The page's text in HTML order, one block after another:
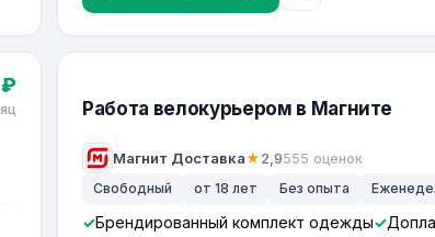
Работа велокурьером в Магните
Магнит Доставка★2,9555 оценок
Свободный от 18 лет Без опыта
Брендированный комплект одежды